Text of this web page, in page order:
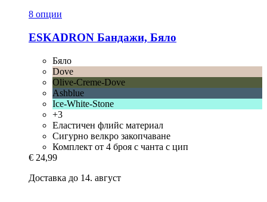
8 опции
ESKADRON Бандажи, Бяло
Бяло
Dove
Olive-Creme-Dove
Ashblue
Ice-White-Stone
+3
Еластичен флийс материал
Сигурно велкро закопчаване
Комплект от 4 броя с чанта с цип
€ 24,99
Доставка до 14. август